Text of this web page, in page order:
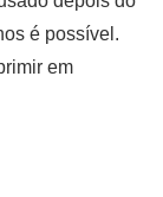
é possível.
em